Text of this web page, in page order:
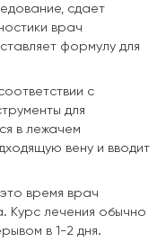
сдает
врач
формулу для
с
для
в лежачем
вену и вводит
время врач
Курс лечения обычно
в 1-2 дня.